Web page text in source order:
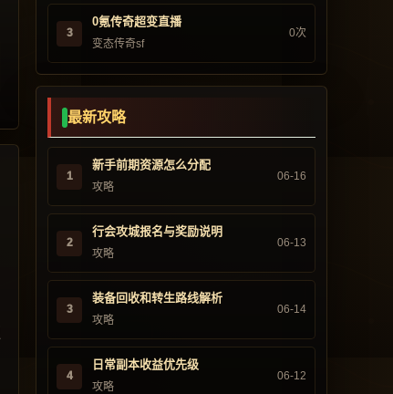
3
0氪传奇超变直播
变态传奇sf
0次
最新攻略
1
新手前期资源怎么分配
攻略
06-16
2
行会攻城报名与奖励说明
攻略
06-13
3
装备回收和转生路线解析
攻略
06-14
4
日常副本收益优先级
攻略
06-12